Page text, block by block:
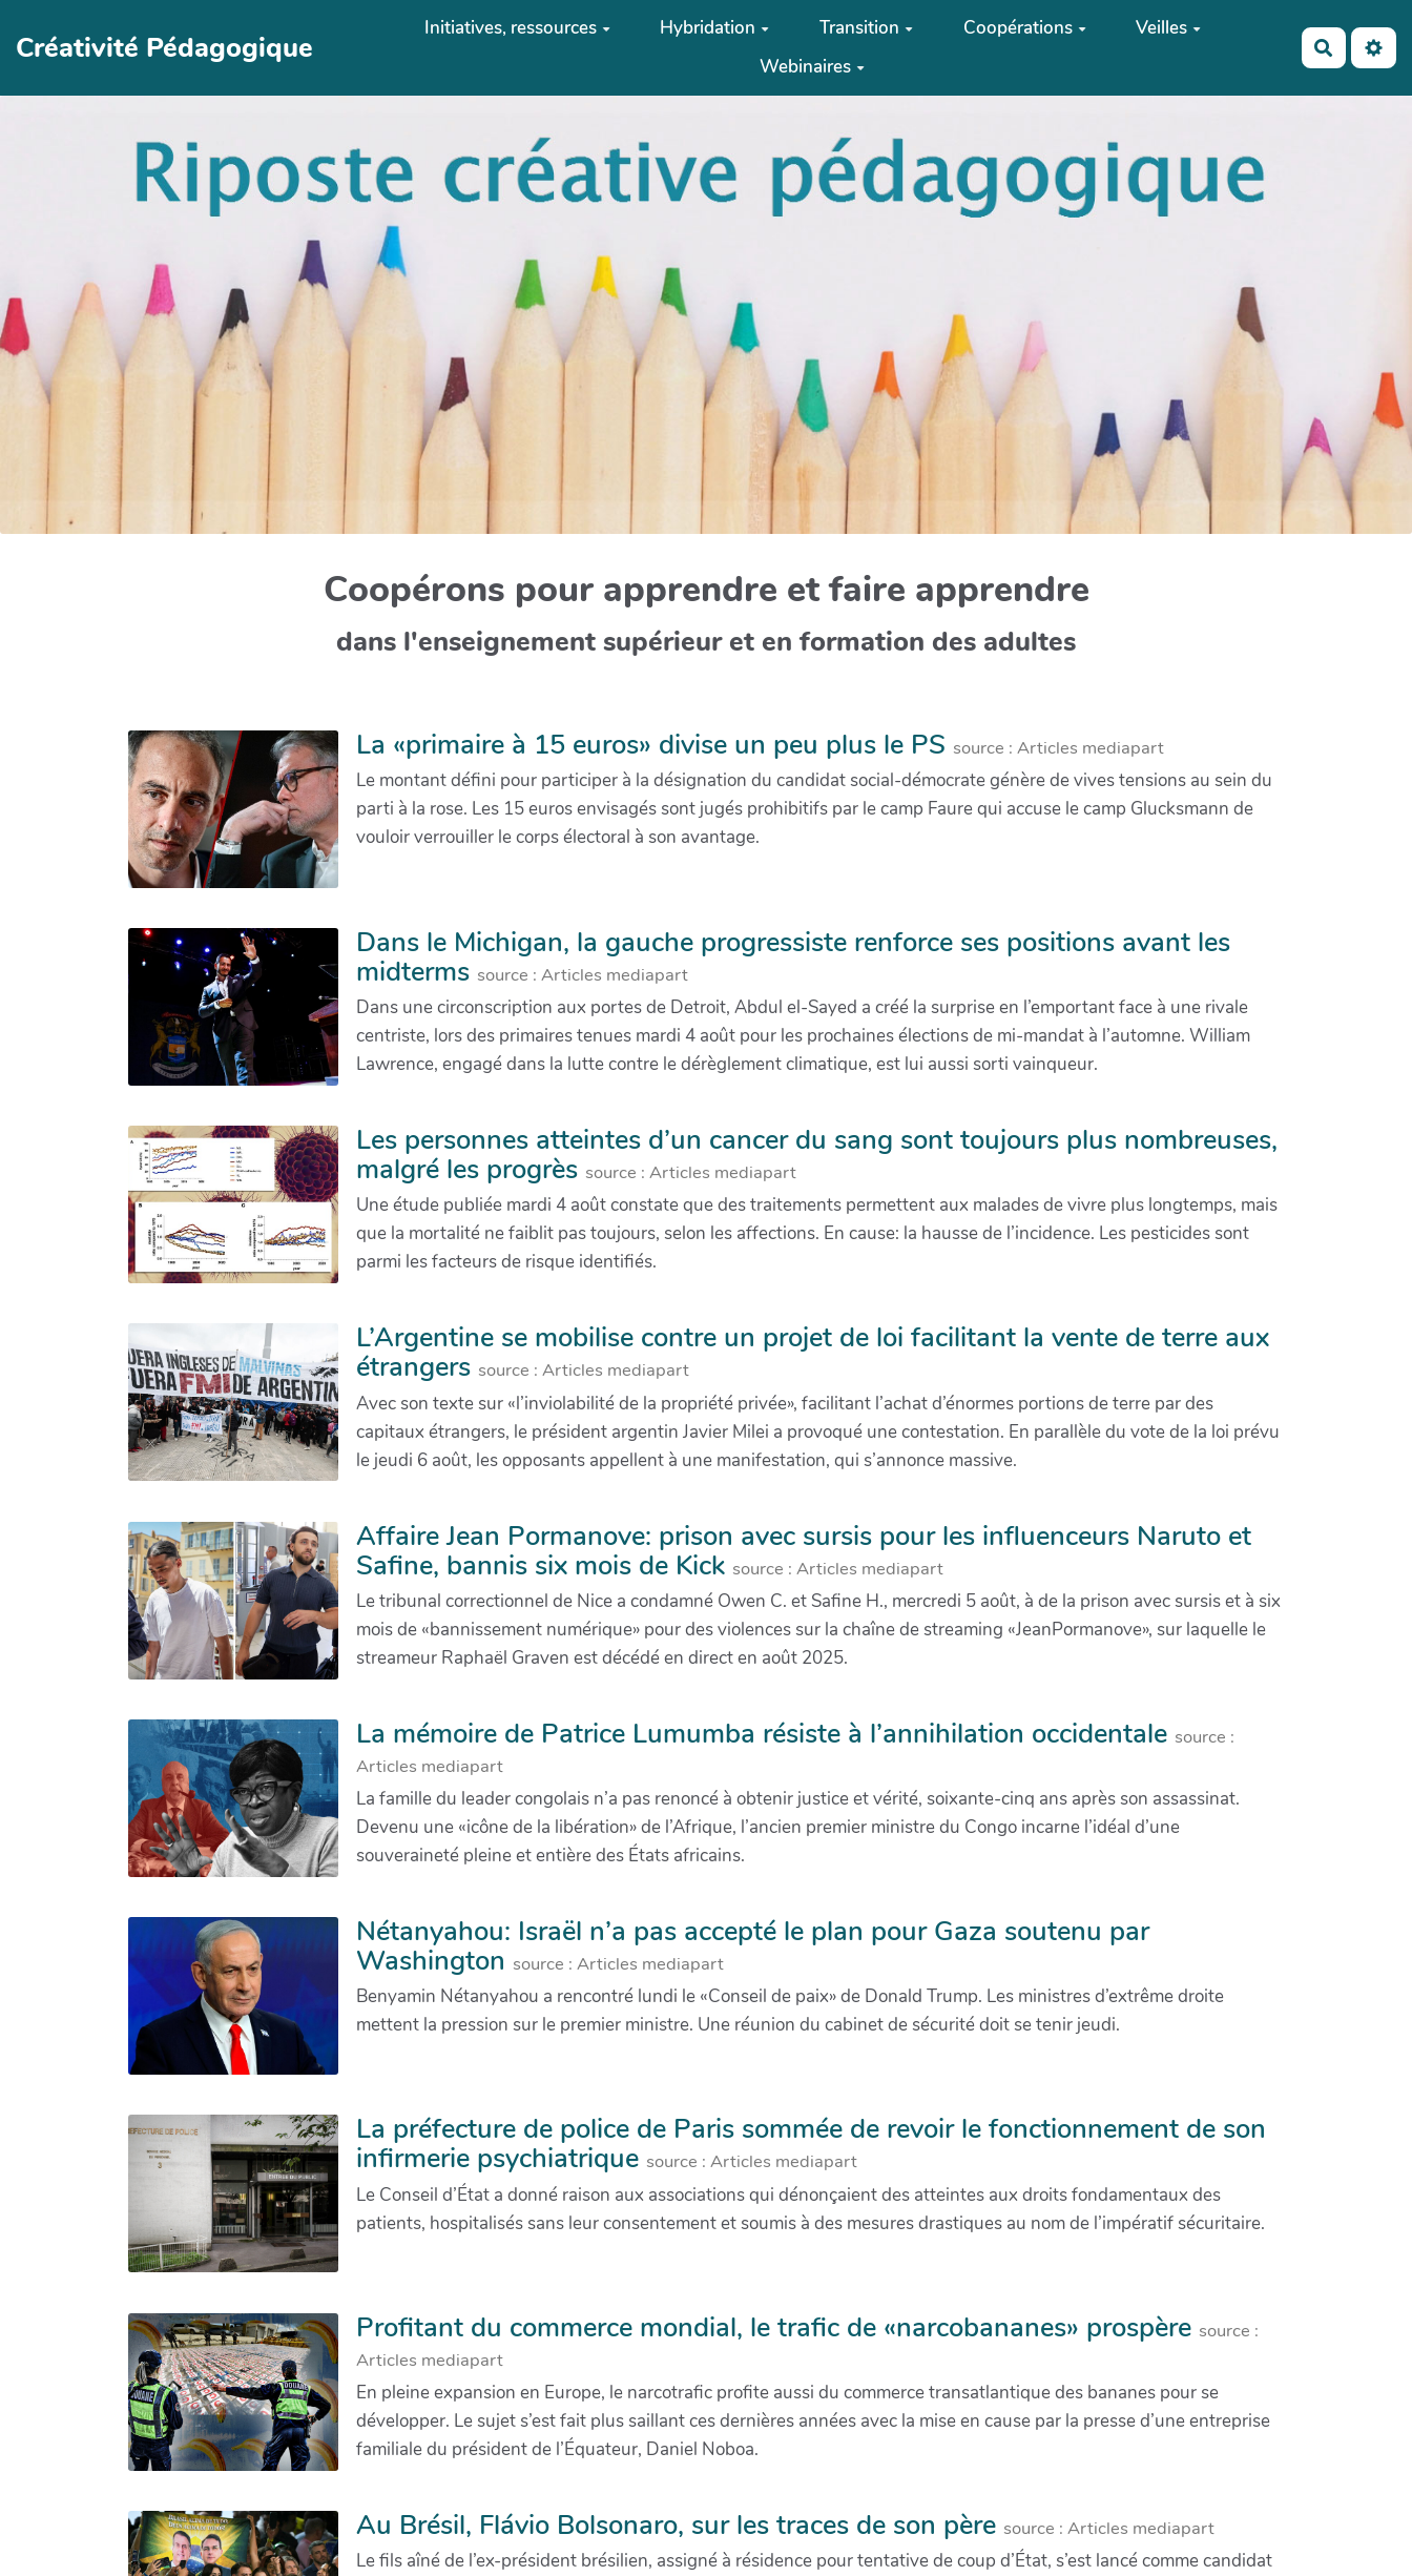
Créativité Pédagogique
Initiatives, ressources Hybridation Transition Coopérations
Veilles
Webinaires
Coopérons pour apprendre et faire apprendre
dans l'enseignement supérieur et en formation des adultes
La «primaire à 15 euros» divise un peu plus le PS source : Articles mediapart
Le montant défini pour participer à la désignation du candidat social-démocrate génère de vives tensions au sein du
parti à la rose. Les 15 euros envisagés sont jugés prohibitifs par le camp Faure qui accuse le camp Glucksmann de
vouloir verrouiller le corps électoral à son avantage.
Dans le Michigan, la gauche progressiste renforce ses positions avant les
midterms source : Articles mediapart
Dans une circonscription aux portes de Detroit, Abdul el-Sayed a créé la surprise en l’emportant face à une rivale
centriste, lors des primaires tenues mardi 4 août pour les prochaines élections de mi-mandat à l’automne. William
Lawrence, engagé dans la lutte contre le dérèglement climatique, est lui aussi sorti vainqueur.
Les personnes atteintes d’un cancer du sang sont toujours plus nombreuses,
malgré les progrès source : Articles mediapart
Une étude publiée mardi 4 août constate que des traitements permettent aux malades de vivre plus longtemps, mais
que la mortalité ne faiblit pas toujours, selon les affections. En cause: la hausse de l’incidence. Les pesticides sont
parmi les facteurs de risque identifiés.
L’Argentine se mobilise contre un projet de loi facilitant la vente de terre aux
étrangers source : Articles mediapart
Avec son texte sur «l’inviolabilité de la propriété privée», facilitant l’achat d’énormes portions de terre par des
capitaux étrangers, le président argentin Javier Milei a provoqué une contestation. En parallèle du vote de la loi prévu
le jeudi 6 août, les opposants appellent à une manifestation, qui s’annonce massive.
Affaire Jean Pormanove: prison avec sursis pour les influenceurs Naruto et
Safine, bannis six mois de Kick source : Articles mediapart
Le tribunal correctionnel de Nice a condamné Owen C. et Safine H., mercredi 5 août, à de la prison avec sursis et à six
mois de «bannissement numérique» pour des violences sur la chaîne de streaming «JeanPormanove», sur laquelle le
streameur Raphaël Graven est décédé en direct en août 2025.
La mémoire de Patrice Lumumba résiste à l’annihilation occidentale source :
Articles mediapart
La famille du leader congolais n’a pas renoncé à obtenir justice et vérité, soixante-cinq ans après son assassinat.
Devenu une «icône de la libération» de l’Afrique, l’ancien premier ministre du Congo incarne l’idéal d’une
souveraineté pleine et entière des États africains.
Nétanyahou: Israël n’a pas accepté le plan pour Gaza soutenu par
Washington source : Articles mediapart
Benyamin Nétanyahou a rencontré lundi le «Conseil de paix» de Donald Trump. Les ministres d’extrême droite
mettent la pression sur le premier ministre. Une réunion du cabinet de sécurité doit se tenir jeudi.
La préfecture de police de Paris sommée de revoir le fonctionnement de son
infirmerie psychiatrique source : Articles mediapart
Le Conseil d’État a donné raison aux associations qui dénonçaient des atteintes aux droits fondamentaux des
patients, hospitalisés sans leur consentement et soumis à des mesures drastiques au nom de l’impératif sécuritaire.
Profitant du commerce mondial, le trafic de «narcobananes» prospère source :
Articles mediapart
En pleine expansion en Europe, le narcotrafic profite aussi du commerce transatlantique des bananes pour se
développer. Le sujet s’est fait plus saillant ces dernières années avec la mise en cause par la presse d’une entreprise
familiale du président de l’Équateur, Daniel Noboa.
Au Brésil, Flávio Bolsonaro, sur les traces de son père source : Articles mediapart
Le fils aîné de l’ex-président brésilien, assigné à résidence pour tentative de coup d’État, s’est lancé comme candidat